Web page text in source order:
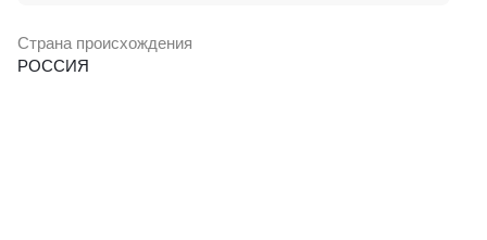
Страна происхождения
РОССИЯ